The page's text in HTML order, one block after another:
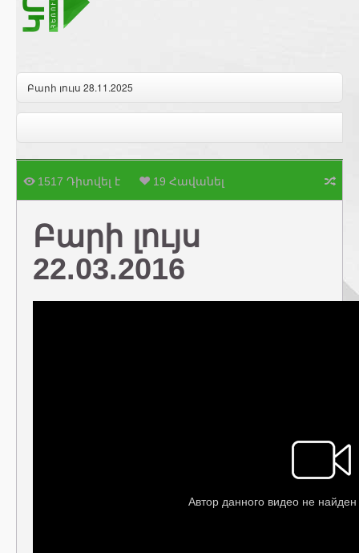
Բարի լույս 28.11.2025
1517 Դիտվել է 19 Հավանել
Բարի լույս
22.03.2016